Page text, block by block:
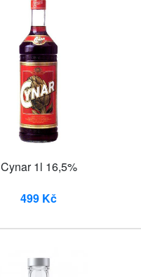
Cynar 1l 16,5%
499 Kč